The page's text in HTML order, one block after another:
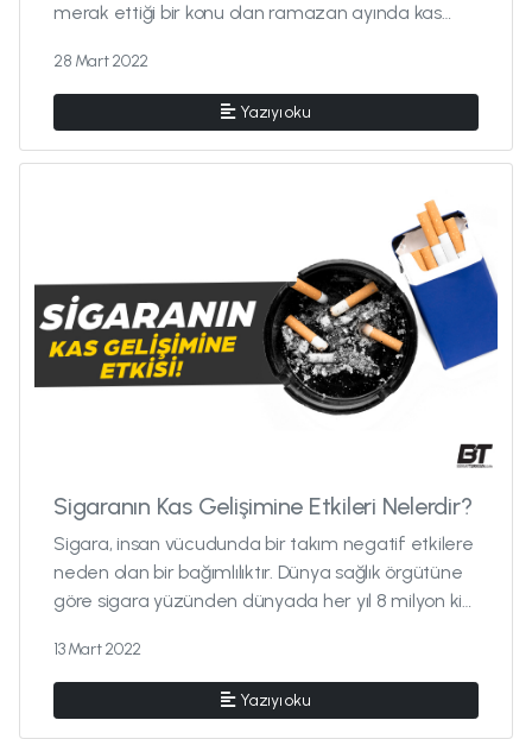
merak ettiği bir konu olan ramazan ayında kas
28 Mart 2022
Yazıyı oku
Sigaranın Kas Gelişimine Etkileri Nelerdir?
Sigara, insan vücudunda bir takım negatif etkilere
neden olan bir bağımlılıktır. Dünya sağlık örgütüne
göre sigara yüzünden dünyada her yıl 8 milyon kişi
13 Mart 2022
Yazıyı oku